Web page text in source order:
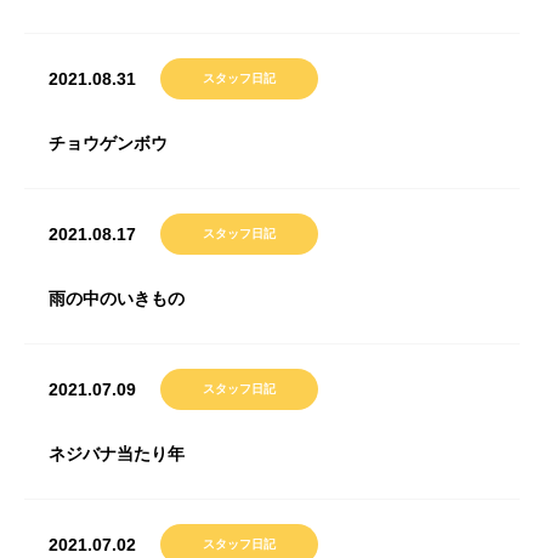
2021.08.31 スタッフ日記
チョウゲンボウ
2021.08.17 スタッフ日記
雨の中のいきもの
2021.07.09 スタッフ日記
ネジバナ当たり年
2021.07.02 スタッフ日記